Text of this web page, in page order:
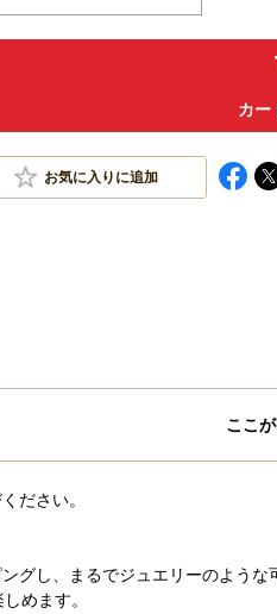
カー
お気に入りに追加
ここ
ださい。
し、まるでジュエリーのような
めます。